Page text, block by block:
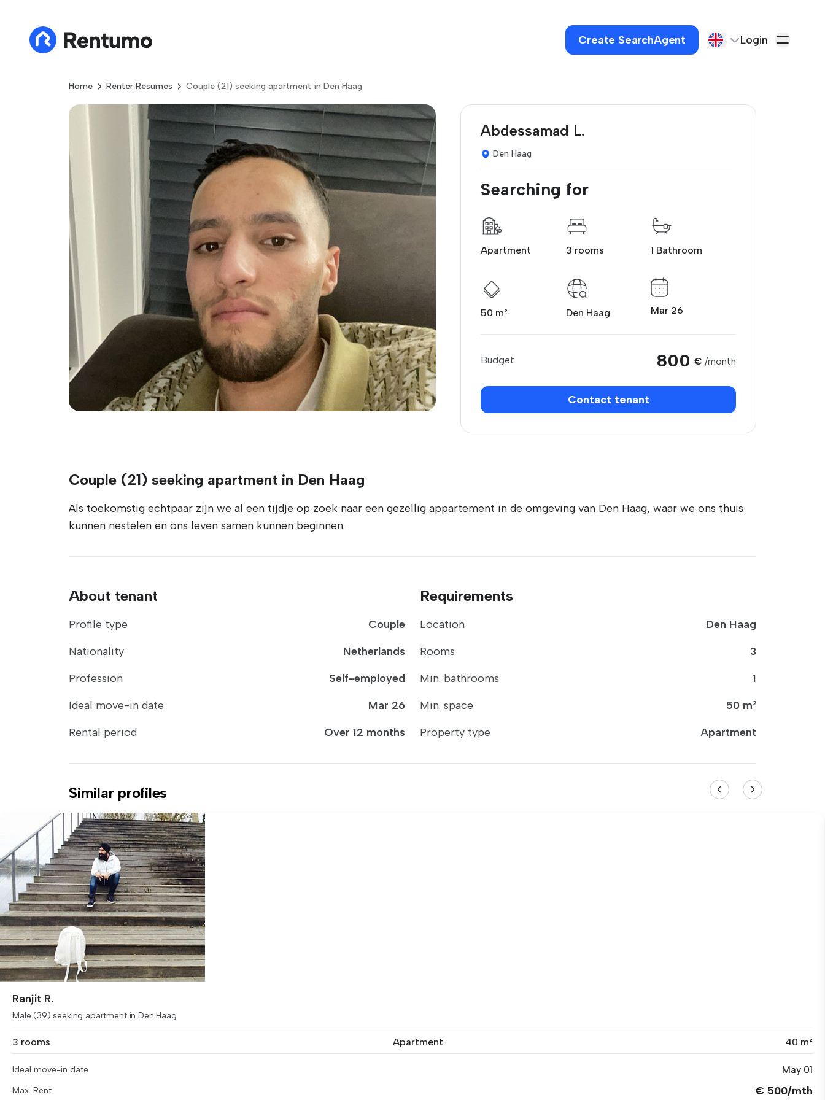
Create SearchAgent Login
Home Renter Resumes Couple (21) seeking apartment in Den Haag
Abdessamad L.
Den Haag
Searching for
Apartment 3 rooms 1 Bathroom
50 m² Den Haag Mar 26
Budget 800 € /month
Contact tenant
Couple (21) seeking apartment in Den Haag
Als toekomstig echtpaar zijn we al een tijdje op zoek naar een gezellig appartement in de omgeving van Den Haag, waar we ons thuis
kunnen nestelen en ons leven samen kunnen beginnen.
About tenant
Profile type
Couple
Nationality
Netherlands
Profession
Self-employed
Ideal move-in date
Mar 26
Rental period
Over 12 months
Requirements
Location
Den Haag
Rooms
3
Min. bathrooms
1
Min. space
50 m²
Property type
Apartment
Similar profiles
Ranjit R.
Male (39) seeking apartment in Den Haag
3 rooms Apartment 40 m²
Ideal move-in date May 01
Max. Rent € 500/mth